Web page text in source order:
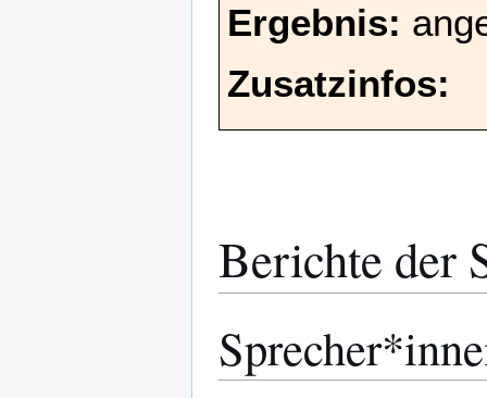
Ergebnis:
Zusatzinfos:
Berichte der